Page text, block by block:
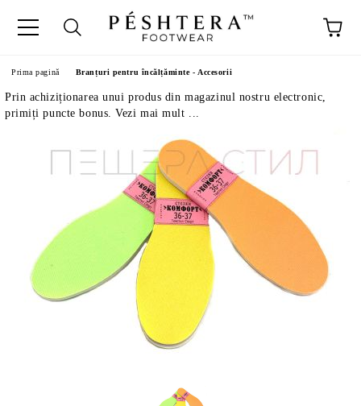
Prima pagină Branțuri pentru încălțăminte - Accesorii
Prin achiziționarea unui produs din magazinul nostru electronic,
primiți puncte bonus. Vezi mai mult ...